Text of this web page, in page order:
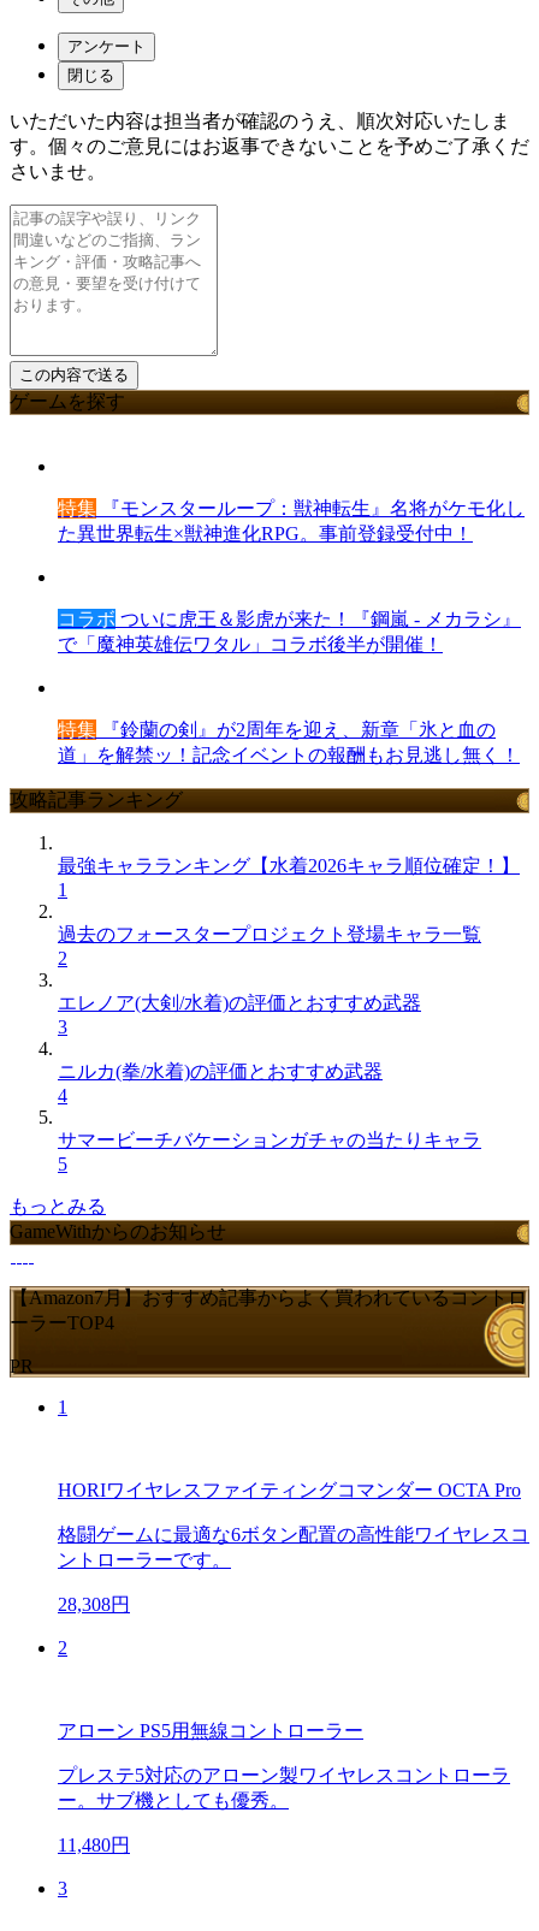
アンケート
閉じる
いただいた内容は担当者が確認のうえ、順次対応いたしま
す。個々のご意見にはお返事できないことを予めご了承くだ
さいませ。
ゲームを探す
特集 『モンスターループ：獣神転生』名将がケモ化し
た異世界転生×獣神進化RPG。事前登録受付中！
コラボ ついに虎王＆影虎が来た！『鋼嵐 - メカラシ』
で「魔神英雄伝ワタル」コラボ後半が開催！
特集 『鈴蘭の剣』が2周年を迎え、新章「氷と血の
道」を解禁ッ！記念イベントの報酬もお見逃し無く！
攻略記事ランキング
最強キャラランキング【水着2026キャラ順位確定！】
1
過去のフォースタープロジェクト登場キャラ一覧
2
エレノア(大剣/水着)の評価とおすすめ武器
3
ニルカ(拳/水着)の評価とおすすめ武器
4
サマービーチバケーションガチャの当たりキャラ
5
もっとみる
GameWithからのお知らせ
【Amazon7月】おすすめ記事からよく買われているコントロ
ーラーTOP4
PR
1
HORIワイヤレスファイティングコマンダー OCTA Pro
格闘ゲームに最適な6ボタン配置の高性能ワイヤレスコ
ントローラーです。
28,308円
2
アローン PS5用無線コントローラー
プレステ5対応のアローン製ワイヤレスコントローラ
ー。サブ機としても優秀。
11,480円
3